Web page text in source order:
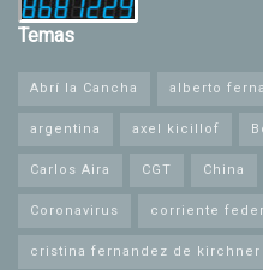
Temas
Abrí la Cancha alberto
argentina axel kicillof
Carlos Aira CGT China
Coronavirus corriente
cristina fernandez de kirchner